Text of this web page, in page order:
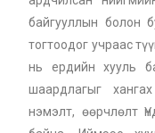
байгууллын болон
тогтоодог учраас
нь ердийн хууль
шаардлагыг
нэмэлт, өөрчлөлт